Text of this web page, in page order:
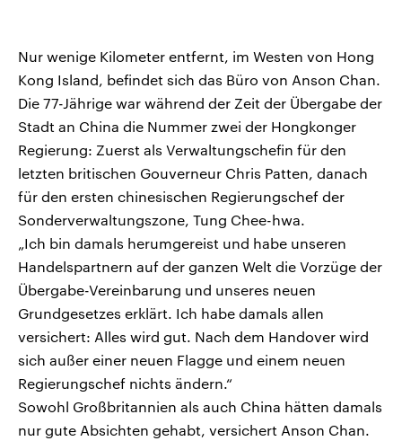
Nur wenige Kilometer entfernt, im Westen von Hong
Kong Island, befindet sich das Büro von Anson Chan.
Die 77-Jährige war während der Zeit der Übergabe der
Stadt an China die Nummer zwei der Hongkonger
Regierung: Zuerst als Verwaltungschefin für den
letzten britischen Gouverneur Chris Patten, danach
für den ersten chinesischen Regierungschef der
Sonderverwaltungszone, Tung Chee-hwa.
„Ich bin damals herumgereist und habe unseren
Handelspartnern auf der ganzen Welt die Vorzüge der
Übergabe-Vereinbarung und unseres neuen
Grundgesetzes erklärt. Ich habe damals allen
versichert: Alles wird gut. Nach dem Handover wird
sich außer einer neuen Flagge und einem neuen
Regierungschef nichts ändern.“
Sowohl Großbritannien als auch China hätten damals
nur gute Absichten gehabt, versichert Anson Chan.